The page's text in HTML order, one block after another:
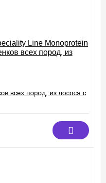
Line Monoprotein
всех пород, из
Крупные, Миниатюрные)